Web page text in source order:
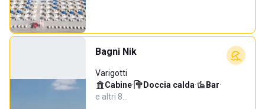
Bagni Nik
Varigotti
Cabine· Doccia calda· Bar·
e altri 8…